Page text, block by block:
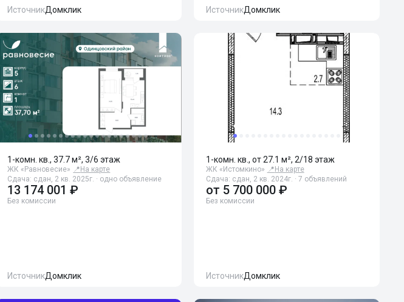
ИсточникДомклик ИсточникДомклик
1-комн. кв., 37.7 м², 3/6 этаж
ЖК «Равновесие» 📍 На карте
Сдача: сдан, 2 кв. 2025г. · одно объявление
13 174 001 ₽
Без комиссии
ИсточникДомклик
1-комн. кв., от 27.1 м², 2/18 этаж
ЖК «Истомкино» 📍 На карте
Сдача: сдан, 2 кв. 2024г. · 7 объявлений
от 5 700 000 ₽
Без комиссии
ИсточникДомклик